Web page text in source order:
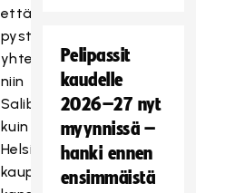
että
pystymme
yhteistyössä
niin
Salibandyliiton
kuin
Helsingin
kaupunginkin
Pelipassit
kaudelle
2026–27 nyt
myynnissä –
hanki ennen
ensimmäistä